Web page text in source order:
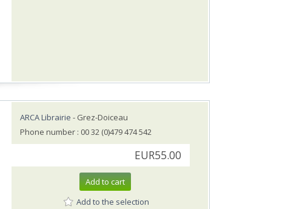
ARCA Librairie - Grez-Doiceau
Phone number : 00 32 (0)479 474 542
EUR55.00
Add to cart
Add to the selection